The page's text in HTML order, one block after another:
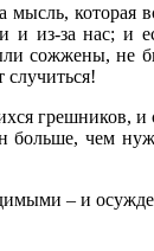
и из-за нас;
сожжены, не
грешников,
чем
– и